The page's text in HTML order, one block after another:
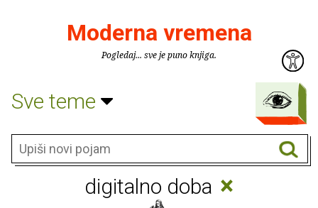
Moderna vremena
Pogledaj... sve je puno knjiga.
Sve teme
digitalno doba ×